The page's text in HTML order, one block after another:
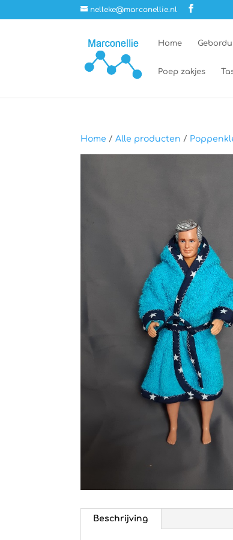
nelleke@marconellie.nl
Home
Poep zakjes
Home /Alle producten /
Beschrijving